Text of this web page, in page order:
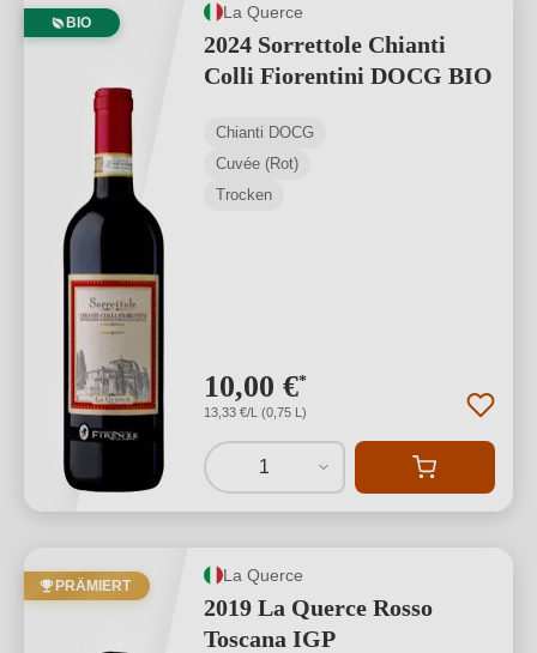
BIO
La Querce
2024 Sorrettole Chianti
Colli Fiorentini DOCG BIO
Chianti DOCG
Cuvée (Rot)
Trocken
10,00 €*
13,33 €/L (0,75 L)
1
PRÄMIERT
La Querce
2019 La Querce Rosso
Toscana IGP